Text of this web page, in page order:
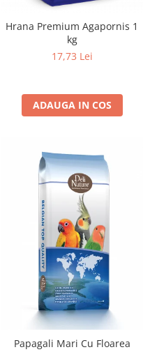
Hrana Premium Agapornis 1
kg
17,73 Lei
ADAUGA IN COS
Papagali Mari Cu Floarea